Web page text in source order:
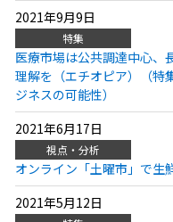
2021年9月9日
特集
医療市場は公共調達中心、
理解を（エチオピア）（特
ジネスの可能性）
2021年6月17日
視点・分析
オンライン「土曜市」で生
2021年5月12日